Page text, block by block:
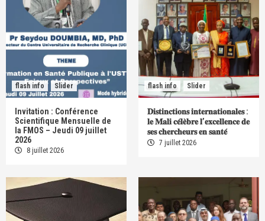
flash info Slider
Invitation : Conférence
Scientifique Mensuelle de
la FMOS – Jeudi 09 juillet
2026
8 juillet 2026
flash info Slider
𝐃𝐢𝐬𝐭𝐢𝐧𝐜𝐭𝐢𝐨𝐧𝐬 𝐢𝐧𝐭𝐞𝐫𝐧𝐚𝐭𝐢𝐨𝐧𝐚𝐥𝐞𝐬 :
𝐥𝐞 𝐌𝐚𝐥𝐢 𝐜𝐞́𝐥𝐞̀𝐛𝐫𝐞 𝐥’𝐞𝐱𝐜𝐞𝐥𝐥𝐞𝐧𝐜𝐞 𝐝𝐞
𝐬𝐞𝐬 𝐜𝐡𝐞𝐫𝐜𝐡𝐞𝐮𝐫𝐬 𝐞𝐧 𝐬𝐚𝐧𝐭𝐞́
7 juillet 2026